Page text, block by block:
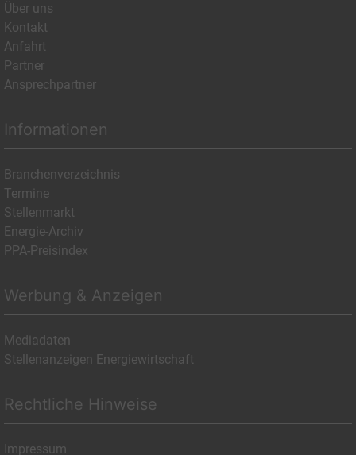
Über uns
Kontakt
Anfahrt
Partner
Ansprechpartner
Informationen
Branchenverzeichnis
Termine
Stellenmarkt
Energie-Archiv
PPA-Preisindex
Werbung & Anzeigen
Mediadaten
Stellenanzeigen Energiewirtschaft
Rechtliche Hinweise
Impressum